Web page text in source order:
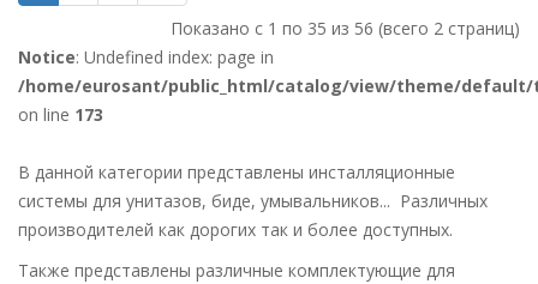
Показано с 1 по 35 из 56 (всего 2 страниц)
Notice: Undefined index: page in
/home/eurosant/public_html/catalog/view/theme/
on line 173
В данной категории представлены инсталляционные
системы для унитазов, биде, умывальников... Различных
производителей как дорогих так и более доступных.
Также представлены различные комплектующие для